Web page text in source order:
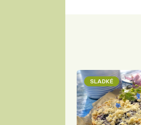
SLADKÉ